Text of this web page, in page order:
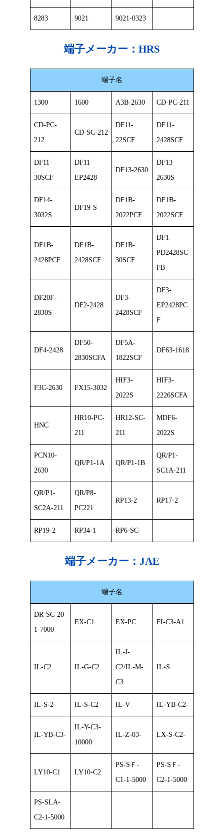
8283 9021 9021-0323
端子メーカー： HRS
端子名
1300 1600 A3B-2630 CD-PC-211
CD-PC-
212
CD-SC-212
DF11-
22SCF
DF11-
2428SCF
DF11-
30SCF
DF11-
EP2428
DF13-2630
DF13-
2630S
DF14-
3032S
DF19-S
DF1B-
2022PCF
DF1B-
2022SCF
DF1B-
2428PCF
DF1B-
2428SCF
DF1B-
30SCF
DF1-
PD2428SC
FB
DF20F-
2830S
DF2-2428
DF3-
2428SCF
DF3-
EP2428PC
F
DF4-2428
DF50-
2830SCFA
DF5A-
1822SCF
DF63-1618
F3C-2630 FX15-3032
HIF3-
2022S
HIF3-
2226SCFA
HNC
HR10-PC-
211
HR12-SC-
211
MDF6-
2022S
PCN10-
2630
QR/P1-1A QR/P1-1B
QR/P1-
SC1A-211
QR/P1-
SC2A-211
QR/P8-
PC221
RP13-2 RP17-2
RP19-2 RP34-1 RP6-SC
端子メーカー： JAE
端子名
DR-SC-20-
1-7000
EX-C1 EX-PC FI-C3-A1
IL-C2 IL-G-C2
IL-J-
C2/IL-M-
C3
IL-S
IL-S-2 IL-S-C2 IL-V IL-YB-C2-
IL-YB-C3-
IL-Y-C3-
10000
IL-Z-03- LX-S-C2-
LY10-C1 LY10-C2
PS-SＦ-
C1-1-5000
PS-SＦ-
C2-1-5000
PS-SLA-
C2-1-5000